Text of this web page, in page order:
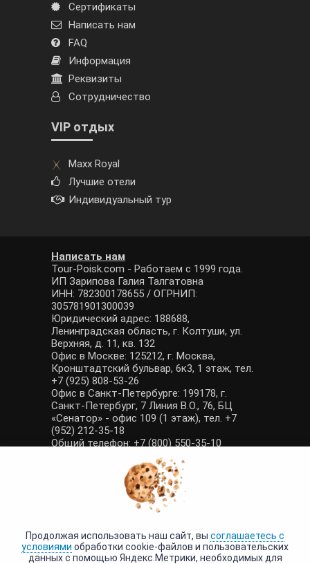
Сертификаты
Написать нам
FAQ
Информация
Реквизиты
Сотрудничество
VIP отдых
Maxx Royal
Лучшие отели
Индивидуальный тур
Написать нам
Tour-Poisk.com - Работаем с 1999 года.
ИП Зарипова Галия Талгатовна
ИНН: 782300178655 / ОГРНИП:
305781901300039
Юридический адрес: 188688,
Ленинградская область, г. Колтуши, ул.
Верхняя, д. 11, кв. 132
Офис в Москве: 125212, г. Москва,
Кронштадтский бульвар, 6к3, 1 этаж, тел.
+7 (925) 808-53-26
Офис в Санкт-Петербурге: 199178, г.
Санкт-Петербург, 7 Линия В.О., 76, БЦ
«Сенатор» - офис 109 (1 этаж), тел. +7
(952) 212-35-18
Общий телефон: +7 (800) 550-35-10
E-mail: manager@tour-poisk.com (общие
вопросы), admin@tour-poisk.com (жалобы)
Номер в Общероссийском реестре
туристических агентств: РТА 0003424
Политика конфиденциальности
Продолжая использовать наш сайт, вы соглашаетесь с
условиями обработки cookie-файлов и пользовательских
данных с помощью Яндекс.Метрики, необходимых для